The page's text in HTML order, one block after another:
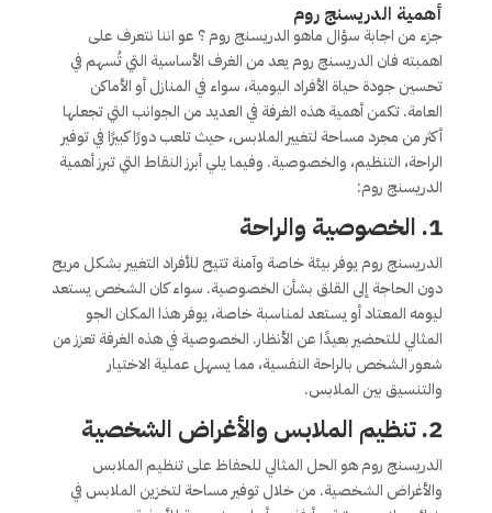
أهمية الدريسنج روم
جزء من اجابة سؤال ماهو الدريسنج روم ؟ عو اننا نتعرف على
اهمبته فان الدريسنج روم يعد من الغرف الأساسية التي تُسهم في
تحسين جودة حياة الأفراد اليومية، سواء في المنازل أو الأماكن
العامة. تكمن أهمية هذه الغرفة في العديد من الجوانب التي تجعلها
أكثر من مجرد مساحة لتغيير الملابس، حيث تلعب دورًا كبيرًا في توفير
الراحة، التنظيم، والخصوصية. وفيما يلي أبرز النقاط التي تبرز أهمية
الدريسنج روم:
1. الخصوصية والراحة
الدريسنج روم يوفر بيئة خاصة وآمنة تتيح للأفراد التغيير بشكل مريح
دون الحاجة إلى القلق بشأن الخصوصية. سواء كان الشخص يستعد
ليومه المعتاد أو يستعد لمناسبة خاصة، يوفر هذا المكان الجو
المثالي للتحضير بعيدًا عن الأنظار. الخصوصية في هذه الغرفة تعزز من
شعور الشخص بالراحة النفسية، مما يسهل عملية الاختيار
والتنسيق بين الملابس.
2. تنظيم الملابس والأغراض الشخصية
الدريسنج روم هو الحل المثالي للحفاظ على تنظيم الملابس
والأغراض الشخصية. من خلال توفير مساحة لتخزين الملابس في